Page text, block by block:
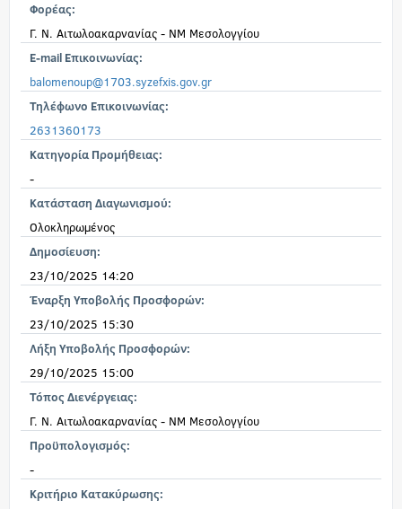
Φορέας:
Γ. Ν. Αιτωλοακαρνανίας - ΝΜ Μεσολογγίου
E-mail Επικοινωνίας:
balomenoup@1703.syzefxis.gov.gr
Τηλέφωνο Επικοινωνίας:
2631360173
Κατηγορία Προμήθειας:
-
Κατάσταση Διαγωνισμού:
Ολοκληρωμένος
Δημοσίευση:
23/10/2025 14:20
Έναρξη Υποβολής Προσφορών:
23/10/2025 15:30
Λήξη Υποβολής Προσφορών:
29/10/2025 15:00
Τόπος Διενέργειας:
Γ. Ν. Αιτωλοακαρνανίας - ΝΜ Μεσολογγίου
Προϋπολογισμός:
-
Κριτήριο Κατακύρωσης: